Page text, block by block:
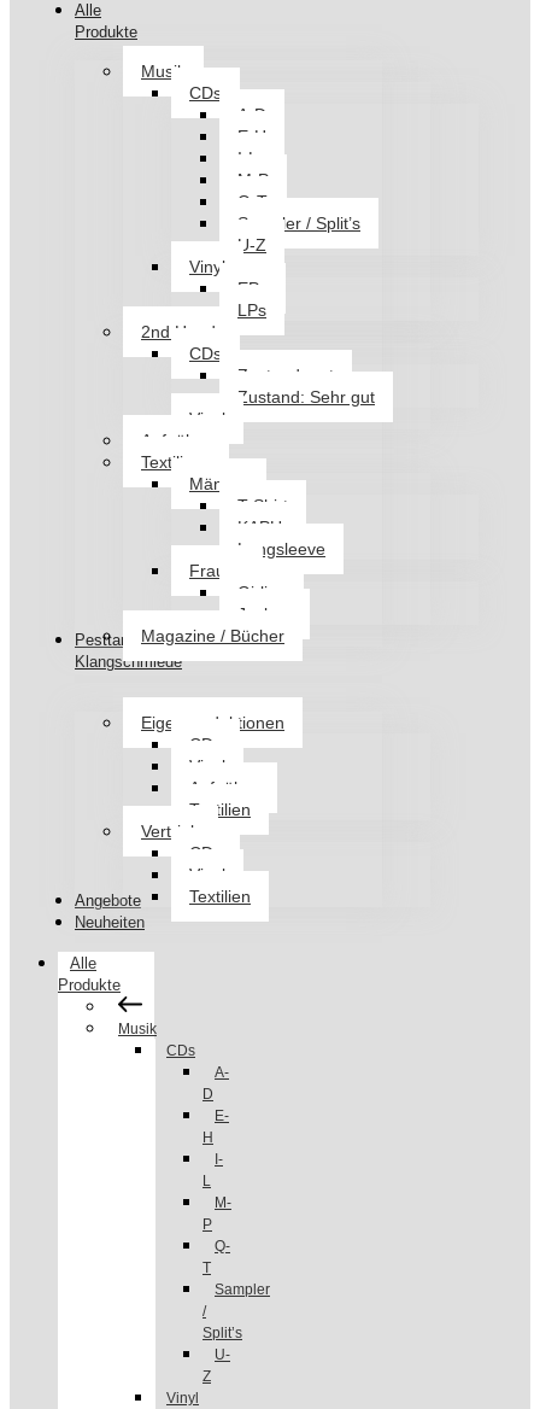
Alle
Produkte
Musik
CDs
A-D
E-H
I-L
M-P
Q-T
Sampler / Split’s
U-Z
Vinyl
EPs
LPs
2nd Hand
CDs
Zustand: gut
Zustand: Sehr gut
Vinyl
Aufnäher
Textilien
Männer
T-Shirt
KAPU
Longsleeve
Frauen
Girlies
Jacken
Magazine / Bücher
Pesttanz
Klangschmiede
Eigenproduktionen
CDs
Vinyl
Aufnäher
Textilien
Vertrieb
CDs
Vinyl
Textilien
Angebote
Neuheiten
Alle
Produkte
Musik
CDs
A-
D
E-
H
I-
L
M-
P
Q-
T
Sampler
/
Split’s
U-
Z
Vinyl